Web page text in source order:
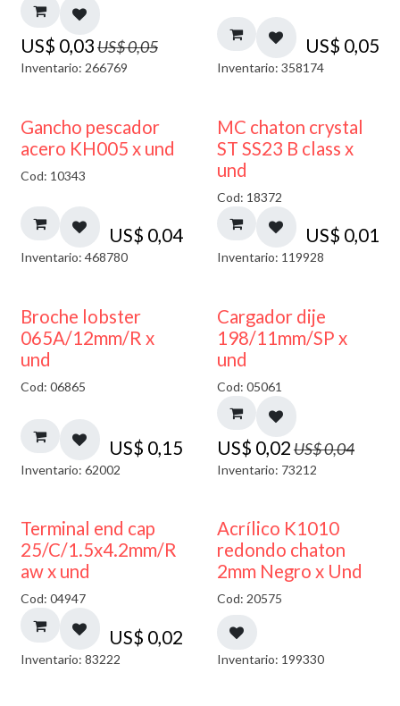
US$ 0,03US$0,05
Inventario: 266769
US$ 0,05
Inventario: 358174
Gancho pescador
acero KH005 x und
Cod: 10343
US$ 0,04
Inventario: 468780
MC chaton crystal
ST SS23 B class x
und
Cod: 18372
US$ 0,01
Inventario: 119928
Broche lobster
065A/12mm/R x
und
Cod: 06865
US$ 0,15
Inventario: 62002
50% DESCUENTO
Cargador dije
198/11mm/SP x
und
Cod: 05061
US$ 0,02US$0,04
Inventario: 73212
Terminal end cap
25/C/1.5x4.2mm/R
aw x und
Cod: 04947
US$ 0,02
Inventario: 83222
50% DESCUENTO
Acrílico K1010
redondo chaton
2mm Negro x Und
Cod: 20575
Inventario: 199330